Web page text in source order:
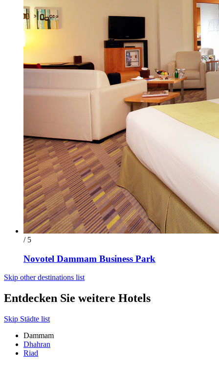
/ 5
Novotel Dammam Business Park
Skip other destinations list
Entdecken Sie weitere Hotels
Skip Städte list
Dammam
Dhahran
Riad